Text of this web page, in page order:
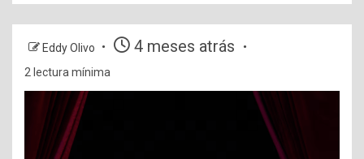
Eddy Olivo 4 meses atrás
2 lectura mínima